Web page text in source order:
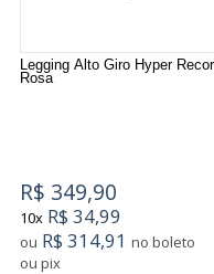
Legging Alto Giro Hyper
Rosa
R$ 349,90
10x R$ 34,99
ou R$ 314,91 no boleto
ou pix